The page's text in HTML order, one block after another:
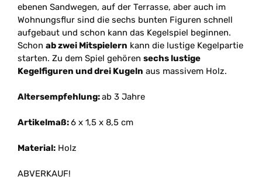
ebenen Sandwegen, auf der Terrasse, aber auch im
Wohnungsflur sind die sechs bunten Figuren schnell
aufgebaut und schon kann das Kegelspiel beginnen.
Schon ab zwei Mitspielern kann die lustige Kegelpartie
starten. Zu dem Spiel gehören sechs lustige
Kegelfiguren und drei Kugeln aus massivem Holz.
Altersempfehlung:ab 3 Jahre
Artikelmaß:6 x 1,5 x 8,5 cm
Material: Holz
ABVERKAUF!